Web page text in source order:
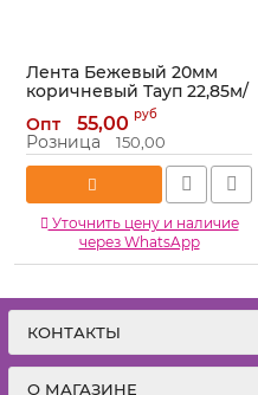
Лента Бежевый 20мм
коричневый Тауп 22,85м/
рул атлас 190824
Артикул: 190824
Опт 55,00 руб
Розница 150,00
Уточнить цену и наличие
через WhatsApp
КОНТАКТЫ
О МАГАЗИНЕ